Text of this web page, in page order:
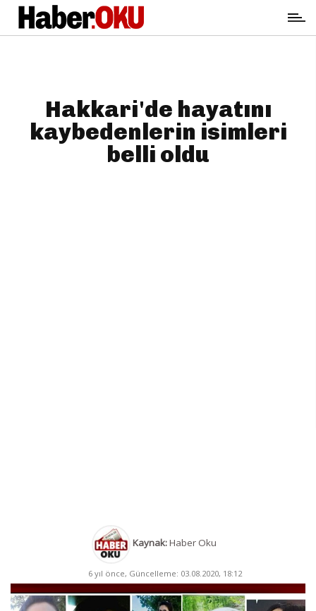
Hakkari'de hayatını
kaybedenlerin isimleri
belli oldu
Kaynak:Haber Oku
6 yıl önce, Güncelleme: 03.08.2020, 18:12